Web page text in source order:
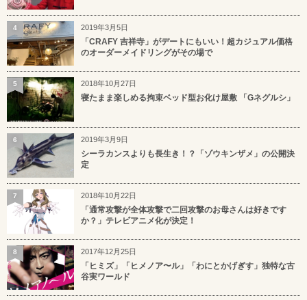
2019年3月5日
「CRAFY 吉祥寺」がデートにもいい！超カジュアル価格
のオーダーメイドリングがその場で
4
2018年10月27日
寝たまま楽しめる拘束ベッド型お化け屋敷 「Gネグルシ」
5
2019年3月9日
シーラカンスよりも長生き！？「ゾウキンザメ」の公開決
定
6
2018年10月22日
「通常攻撃が全体攻撃で二回攻撃のお母さんは好きです
か？」テレビアニメ化が決定！
7
2017年12月25日
「ヒミズ」「ヒメノア〜ル」「わにとかげぎす」独特な古
谷実ワールド
8